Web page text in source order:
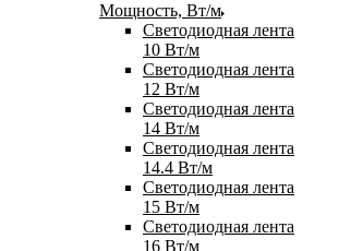
Мощность, Вт/м
Светодиодная лента
10 Вт/м
Светодиодная лента
12 Вт/м
Светодиодная лента
14 Вт/м
Светодиодная лента
14.4 Вт/м
Светодиодная лента
15 Вт/м
Светодиодная лента
16 Вт/м